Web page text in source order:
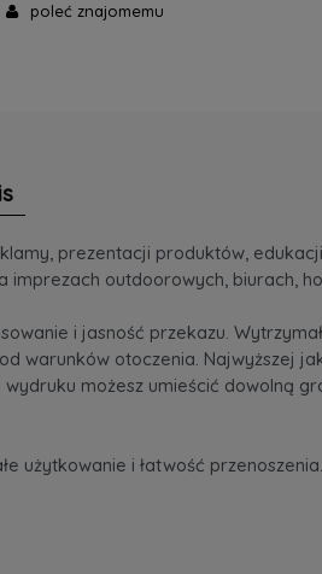
poleć znajomemu
prezentacji produktów,
outdoorowych, biurach,
i jasność przekazu.
warunków otoczenia. Najwyższej
możesz umieścić dowolną
użytkowanie i łatwość